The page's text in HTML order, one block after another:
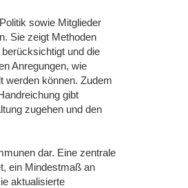
sowie Mitglieder
Sie zeigt Methoden
und die
Anregungen, wie
werden können. Zudem
gibt
zugehen und den
dar. Eine zentrale
ein Mindestmaß an
aktualisierte